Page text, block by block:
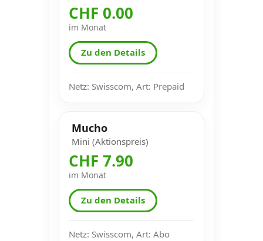
CHF 0.00
im Monat
Zu den Details
Netz: Swisscom, Art: Prepaid
Mucho
Mini (Aktionspreis)
CHF 7.90
im Monat
Zu den Details
Netz: Swisscom, Art: Abo